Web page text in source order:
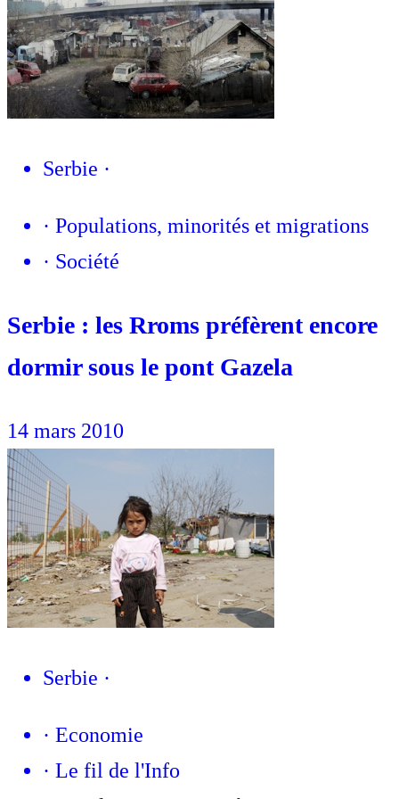
Serbie ·
· Populations, minorités et migrations
· Société
Serbie : les Rroms préfèrent encore
dormir sous le pont Gazela
14 mars 2010
Serbie ·
· Economie
· Le fil de l'Info